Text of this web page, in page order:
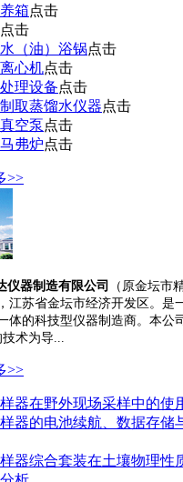
箱点击
点击
（油）浴锅点击
心机点击
理设备点击
取蒸馏水仪器点击
空泵点击
弗炉点击
>>
器制造有限公司
（原金坛市
江苏省金坛市经济开发区。是
体的科技型仪器制造商。本公
术为导...
>>
器在野外现场采样中的使
器的电池续航、数据存储
器综合套装在土壤物理性